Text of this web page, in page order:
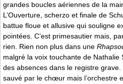
grandes boucles aériennes de la
L’Ouverture, scherzo et finale de
battue floue et allusive qui souligne
pointées. C’est primesautier mais,
rien. Rien non plus dans une
malgré la voix touchante de
des absences dans le registre grave.
sauvé par le chœur mais l’orchestre